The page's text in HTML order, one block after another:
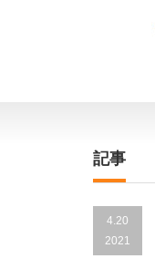
記事
4.20
2021